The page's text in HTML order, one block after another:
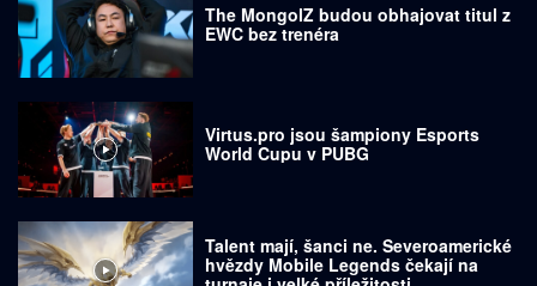
The MongolZ budou obhajovat titul z
EWC bez trenéra
Virtus.pro jsou šampiony Esports
World Cupu v PUBG
Talent mají, šanci ne. Severoamerické
hvězdy Mobile Legends čekají na